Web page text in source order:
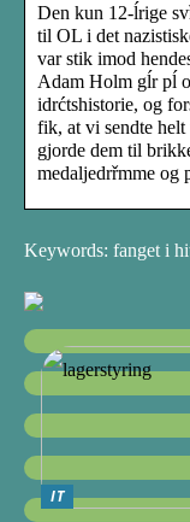
Den kun 12-ĺrige
til OL i det
var stik imod
Adam Holm gĺr pĺ
idrćtshistorie, og
fik, at vi sendte helt
gjorde dem til
medaljedrřmme og
Keywords: fanget i
IT